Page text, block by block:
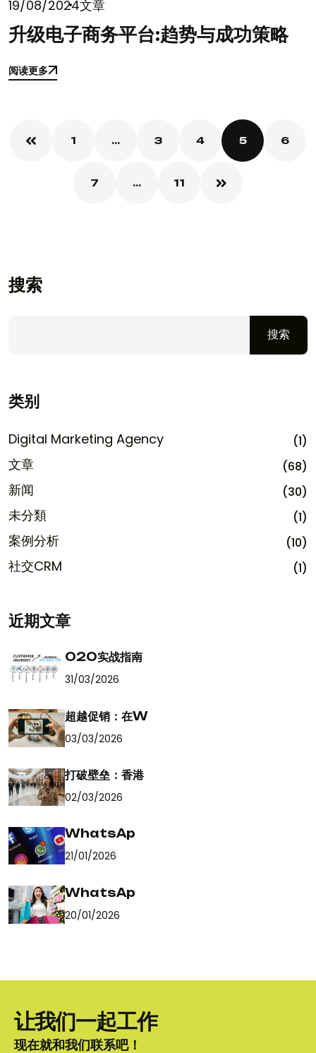
19/08/2024文章
升级电子商务平台:趋势与成功策略
阅读更多
阅读更多
1 … 3 4 5 6
7 … 11
搜索
搜索
类别
Digital Marketing Agency (1)
文章 (68)
新闻 (30)
未分類 (1)
案例分析 (10)
社交CRM (1)
近期文章
O2O实战指南
31/03/2026
超越促销：在W
03/03/2026
打破壁垒：香港
02/03/2026
WhatsAp
21/01/2026
WhatsAp
20/01/2026
让我们一起工作
现在就和我们联系吧！